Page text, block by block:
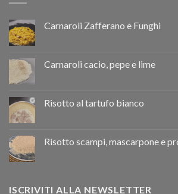
Carnaroli Zafferano e Funghi
Carnaroli cacio, pepe e lime
Risotto al tartufo bianco
Risotto scampi, mascarpone e
ISCRIVITI ALLA NEWSLETTER